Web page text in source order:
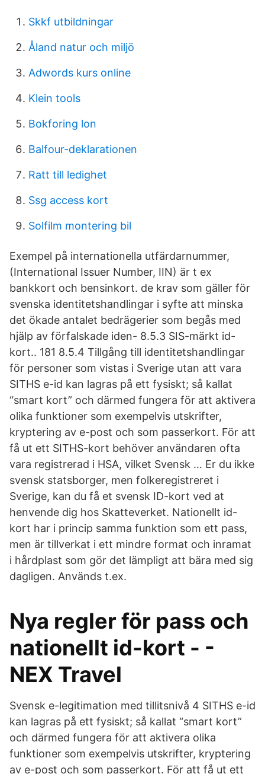
Skkf utbildningar
Åland natur och miljö
Adwords kurs online
Klein tools
Bokforing lon
Balfour-deklarationen
Ratt till ledighet
Ssg access kort
Solfilm montering bil
Exempel på internationella utfärdarnummer,
(International Issuer Number, IIN) är t ex
bankkort och bensinkort. de krav som gäller för
svenska identitetshandlingar i syfte att minska
det ökade antalet bedrägerier som begås med
hjälp av förfalskade iden- 8.5.3 SIS-märkt id-
kort.. 181 8.5.4 Tillgång till identitetshandlingar
för personer som vistas i Sverige utan att vara
SITHS e-id kan lagras på ett fysiskt; så kallat
“smart kort” och därmed fungera för att aktivera
olika funktioner som exempelvis utskrifter,
kryptering av e-post och som passerkort. För att
få ut ett SITHS-kort behöver användaren ofta
vara registrerad i HSA, vilket Svensk … Er du ikke
svensk statsborger, men folkeregistreret i
Sverige, kan du få et svensk ID-kort ved at
henvende dig hos Skatteverket. Nationellt id-
kort har i princip samma funktion som ett pass,
men är tillverkat i ett mindre format och inramat
i hårdplast som gör det lämpligt att bära med sig
dagligen. Används t.ex.
Nya regler för pass och
nationellt id-kort - -
NEX Travel
Svensk e-legitimation med tillitsnivå 4 SITHS e-id
kan lagras på ett fysiskt; så kallat “smart kort”
och därmed fungera för att aktivera olika
funktioner som exempelvis utskrifter, kryptering
av e-post och som passerkort. För att få ut ett